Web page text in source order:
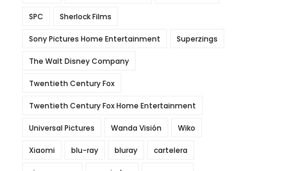
SPC Sherlock Films
Sony Pictures Home Entertainment Superzings
The Walt Disney Company
Twentieth Century Fox
Twentieth Century Fox Home Entertainment
Universal Pictures Wanda Visión Wiko
Xiaomi blu-ray bluray cartelera